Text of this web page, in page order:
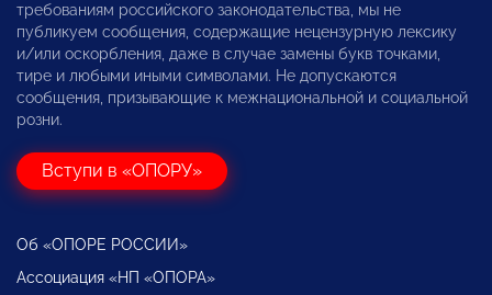
требованиям российского законодательства, мы не
публикуем сообщения, содержащие нецензурную лексику
и/или оскорбления, даже в случае замены букв точками,
тире и любыми иными символами. Не допускаются
сообщения, призывающие к межнациональной и социальной
розни.
Вступи в «ОПОРУ»
Об «ОПОРЕ РОССИИ»
Ассоциация «НП «ОПОРА»